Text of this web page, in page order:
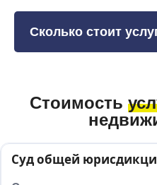
Сколько стоит
Стоимость
Суд общей